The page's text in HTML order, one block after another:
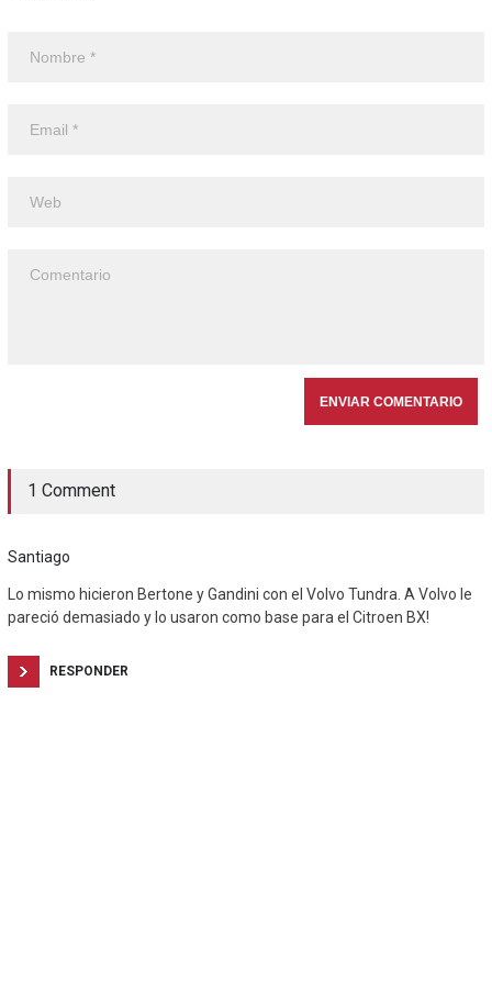
1 Comment
Santiago
Lo mismo hicieron Bertone y Gandini con el Volvo Tundra. A Volvo le
pareció demasiado y lo usaron como base para el Citroen BX!
RESPONDER